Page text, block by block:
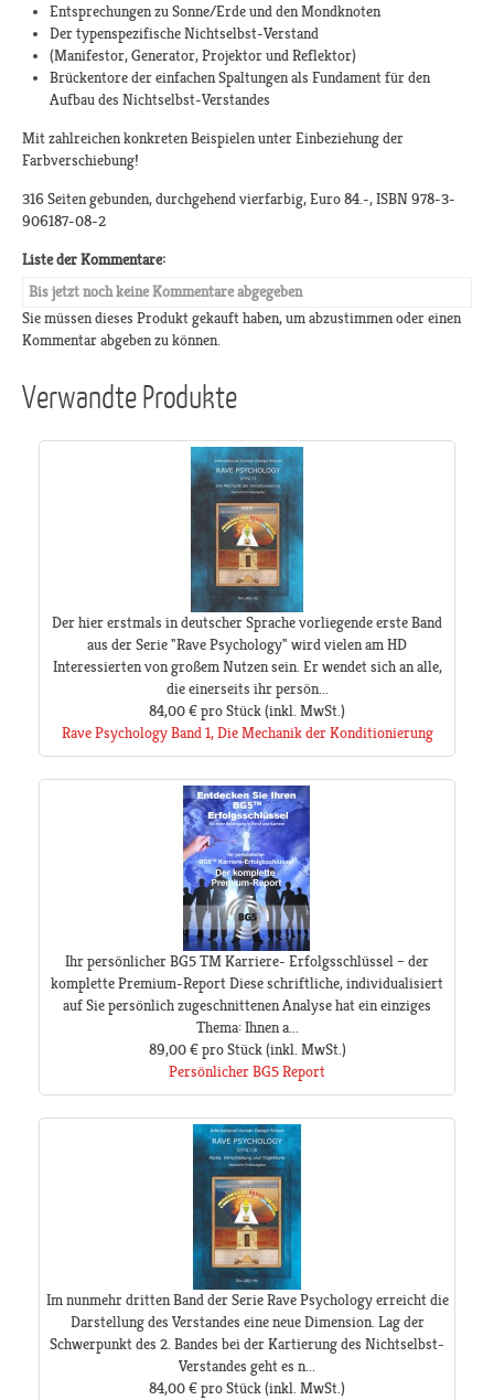
Entsprechungen zu Sonne/Erde und den Mondknoten
Der typenspezifische Nichtselbst-Verstand
(Manifestor, Generator, Projektor und Reflektor)
Brückentore der einfachen Spaltungen als Fundament für den
Aufbau des Nichtselbst-Verstandes
Mit zahlreichen konkreten Beispielen unter Einbeziehung der
Farbverschiebung!
316 Seiten gebunden, durchgehend vierfarbig, Euro 84.-, ISBN 978-3-
906187-08-2
Liste der Kommentare:
Bis jetzt noch keine Kommentare abgegeben
Sie müssen dieses Produkt gekauft haben, um abzustimmen oder einen
Kommentar abgeben zu können.
Verwandte Produkte
Der hier erstmals in deutscher Sprache vorliegende erste Band
aus der Serie "Rave Psychology" wird vielen am HD
Interessierten von großem Nutzen sein. Er wendet sich an alle,
die einerseits ihr persön...
84,00 €pro Stück(inkl. MwSt.)
Rave Psychology Band 1, Die Mechanik der Konditionierung
Ihr persönlicher BG5 TM Karriere- Erfolgsschlüssel – der
komplette Premium-Report Diese schriftliche, individualisiert
auf Sie persönlich zugeschnittenen Analyse hat ein einziges
Thema: Ihnen a...
89,00 € pro Stück(inkl. MwSt.)
Persönlicher BG5 Report
Im nunmehr dritten Band der Serie Rave Psychology erreicht die
Darstellung des Verstandes eine neue Dimension. Lag der
Schwerpunkt des 2. Bandes bei der Kartierung des Nichtselbst-
Verstandes geht es n...
84,00 €pro Stück(inkl. MwSt.)